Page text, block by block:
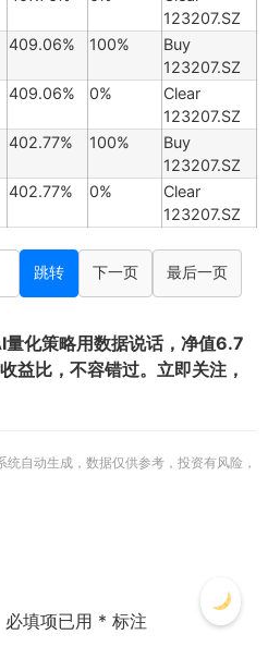
123207.SZ
409.06% 100%
Buy
123207.SZ
409.06% 0%
Clear
123207.SZ
402.77% 100%
Buy
123207.SZ
402.77% 0%
Clear
123207.SZ
跳转 下一页 最后一页
化策略用数据说话，净值6.7
益比，不容错过。立即关注，
自动生成，数据仅供参考，投资有风险，
必填项已用 * 标注